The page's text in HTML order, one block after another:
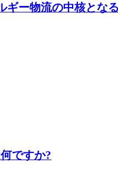
ギー物流の中核とな
ですか?